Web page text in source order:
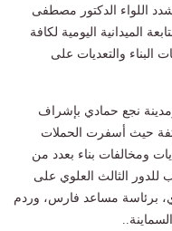
اللواء الدكتور مصطفى
الميدانية اليومية لكافة
البناء والتعديات على
نجع حمادي بإشراف
حيث أسفرت الحملات
فورية لتعديات ومخالفات بناء بعدد من
الثالث العلوي على
بحري، برئاسة مساعد فارس، وردم